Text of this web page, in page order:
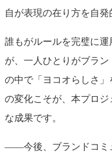
自が表現の在り方を自発
誰もがルールを完璧に
が、一人ひとりがブラ
の中で「ヨコオらしさ
の変化こそが、本プロ
な成果です。
――今後、ブランドコミ